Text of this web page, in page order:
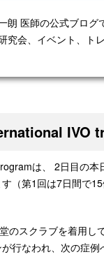
朗 医師の公式ブログ
究会、イベント、ト
IVO
は、 2日目の
（第1回は7日間で
のスクラブを着用
行なわれ、次の症